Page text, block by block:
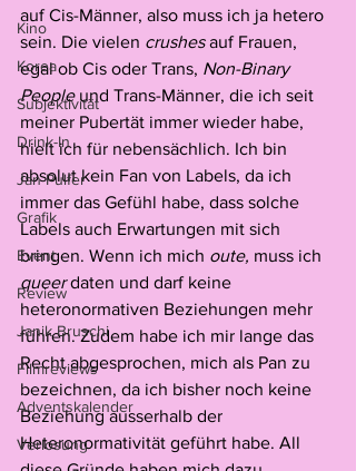
Kino
Korea
Subjektivität
Drink-In
Jan Pulfer
Grafik
Event
Review
Janik Bruschi
Filmreviews
Adventskalender
Verlosung
auf Cis-Männer, also muss ich ja hetero
sein. Die vielen crushes auf Frauen,
egal ob Cis oder Trans, Non-Binary
People und Trans-Männer, die ich seit
meiner Pubertät immer wieder habe,
hielt ich für nebensächlich. Ich bin
absolut kein Fan von Labels, da ich
immer das Gefühl habe, dass solche
Labels auch Erwartungen mit sich
bringen. Wenn ich mich oute, muss ich
queer daten und darf keine
heteronormativen Beziehungen mehr
führen. Zudem habe ich mir lange das
Recht abgesprochen, mich als Pan zu
bezeichnen, da ich bisher noch keine
Beziehung ausserhalb der
Heteronormativität geführt habe. All